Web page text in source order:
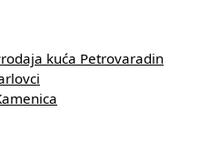
kuća Petrovaradin